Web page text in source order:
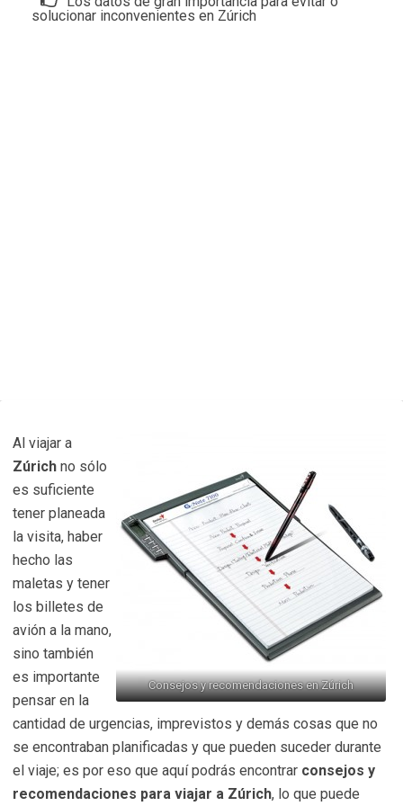
solucionar inconvenientes en Zúrich
Consejos y recomendaciones en Zúrich
Al viajar a
Zúrich no sólo
es suficiente
tener planeada
la visita, haber
hecho las
maletas y tener
los billetes de
avión a la mano,
sino también
es importante
pensar en la
cantidad de urgencias, imprevistos y demás cosas que no
se encontraban planificadas y que pueden suceder durante
el viaje; es por eso que aquí podrás encontrar consejos y
recomendaciones para viajar a Zúrich, lo que puede